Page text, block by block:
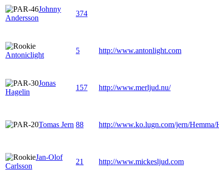
Johnny
Andersson
374
Antoniclight
5 http://www.antonlight.com
Jonas
Hagelin
157 http://www.merljud.nu/
Tomas Jern 88 http://www.ko.lugn.com/jern/Hemma/
Jan-Olof
Carlsson
21 http://www.mickesljud.com